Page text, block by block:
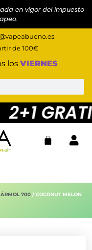
en vigor del impuesto
de 100€
losVIERNES
700 / COCONUT MELON